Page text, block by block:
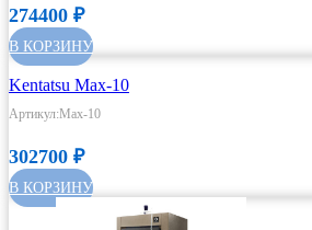
274400 ₽
В КОРЗИНУ
Kentatsu Max-10
Артикул:Max-10
302700 ₽
В КОРЗИНУ